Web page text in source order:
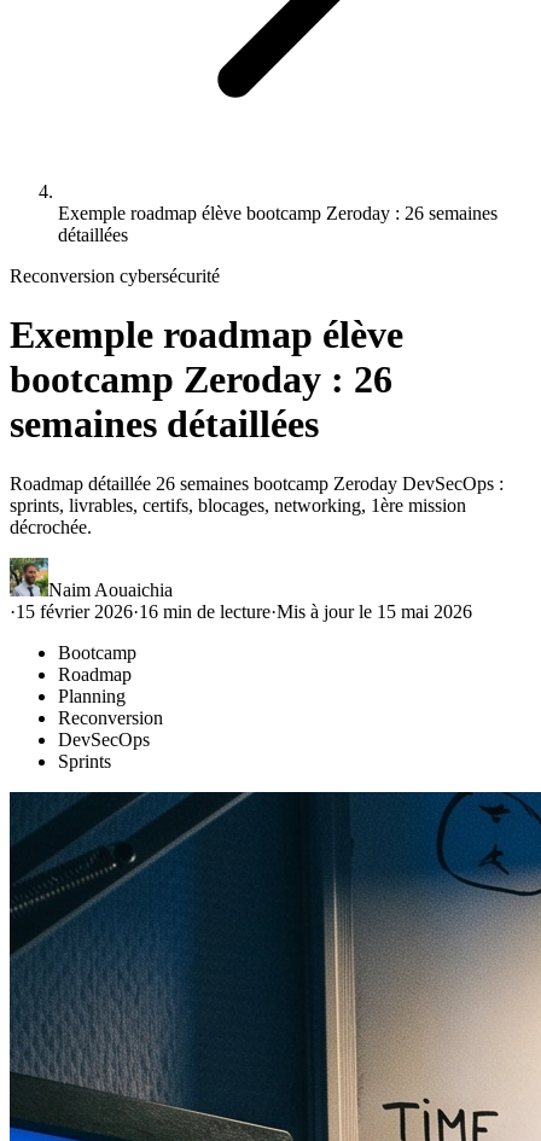
Exemple roadmap élève bootcamp Zeroday : 26 semaines
détaillées
Reconversion cybersécurité
Exemple roadmap élève
bootcamp Zeroday : 26
semaines détaillées
Roadmap détaillée 26 semaines bootcamp Zeroday DevSecOps :
sprints, livrables, certifs, blocages, networking, 1ère mission
décrochée.
Naim Aouaichia
·15 février 2026·16 min de lecture·Mis à jour le 15 mai 2026
Bootcamp
Roadmap
Planning
Reconversion
DevSecOps
Sprints